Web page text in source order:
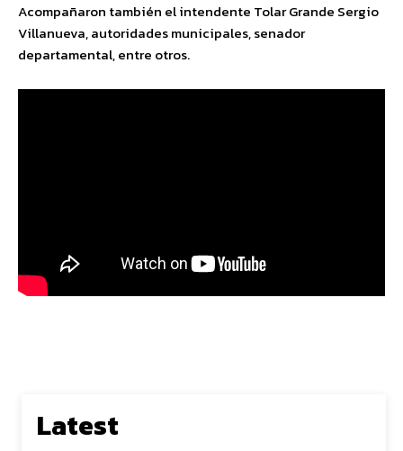
Acompañaron también el intendente Tolar Grande Sergio
Villanueva, autoridades municipales, senador
departamental, entre otros.
Latest